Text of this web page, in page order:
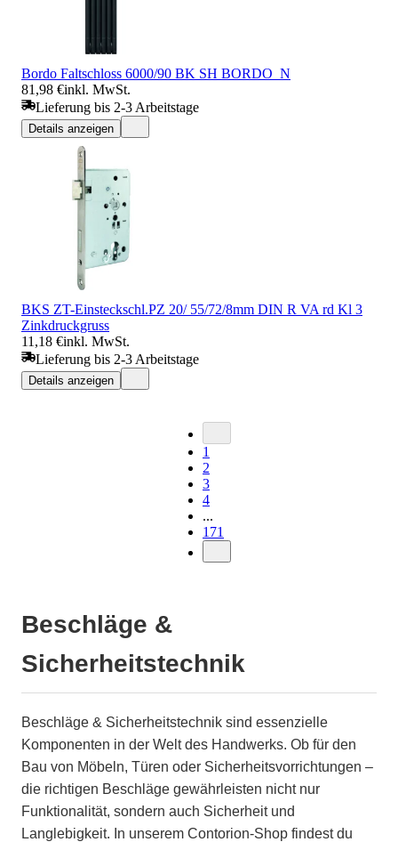
Bordo Faltschloss 6000/90 BK SH BORDO_N
81,98 €inkl. MwSt.
Lieferung bis 2-3 Arbeitstage
Details anzeigen
BKS ZT-Einsteckschl.PZ 20/ 55/72/8mm DIN R VA rd Kl 3
Zinkdruckgruss
11,18 €inkl. MwSt.
Lieferung bis 2-3 Arbeitstage
Details anzeigen
1
2
3
4
...
171
Beschläge &
Sicherheitstechnik
Beschläge & Sicherheitstechnik sind essenzielle
Komponenten in der Welt des Handwerks. Ob für den
Bau von Möbeln, Türen oder Sicherheitsvorrichtungen –
die richtigen Beschläge gewährleisten nicht nur
Funktionalität, sondern auch Sicherheit und
Langlebigkeit. In unserem Contorion-Shop findest du